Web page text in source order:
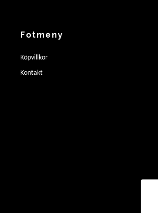
Fotmeny
Köpvillkor
Kontakt